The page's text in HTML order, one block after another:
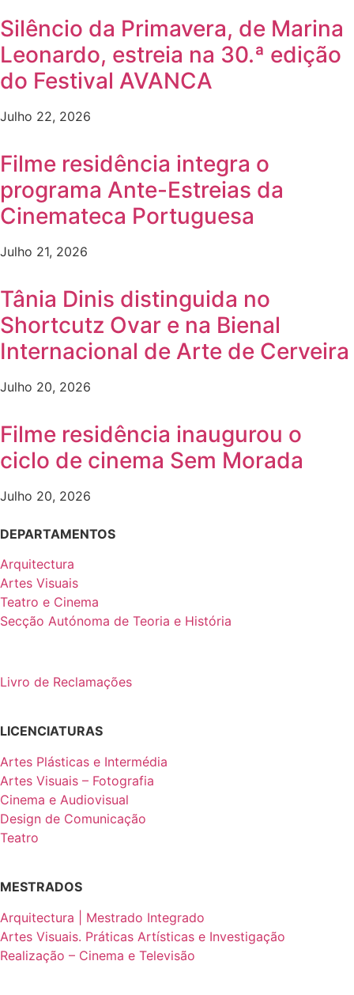
Silêncio da Primavera, de Marina
Leonardo, estreia na 30.ª edição
do Festival AVANCA
Julho 22, 2026
Filme residência integra o
programa Ante-Estreias da
Cinemateca Portuguesa
Julho 21, 2026
Tânia Dinis distinguida no
Shortcutz Ovar e na Bienal
Internacional de Arte de Cerveira
Julho 20, 2026
Filme residência inaugurou o
ciclo de cinema Sem Morada
Julho 20, 2026
DEPARTAMENTOS
Arquitectura
Artes Visuais
Teatro e Cinema
Secção Autónoma de Teoria e História
Livro de Reclamações
LICENCIATURAS
Artes Plásticas e Intermédia
Artes Visuais – Fotografia
Cinema e Audiovisual
Design de Comunicação
Teatro
MESTRADOS
Arquitectura | Mestrado Integrado
Artes Visuais. Práticas Artísticas e Investigação
Realização – Cinema e Televisão